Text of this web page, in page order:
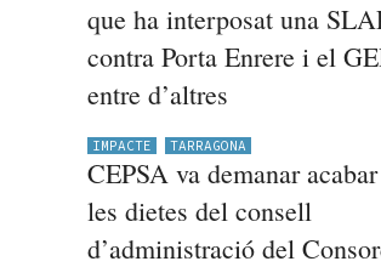
que ha interposat una
contra Porta Enrere i el
entre d’altres
IMPACTE TARRAGONA
CEPSA va demanar
les dietes del consell
d’administració del